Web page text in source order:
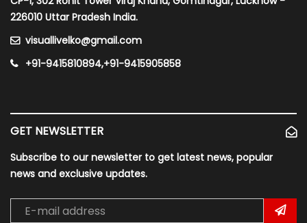
226010 Uttar Pradesh India.
visuallivelko@gmail.com
+91-9415810894,+91-9415905858
GET NEWSLETTER
Subscribe to our newsletter to get latest news, popular
news and exclusive updates.